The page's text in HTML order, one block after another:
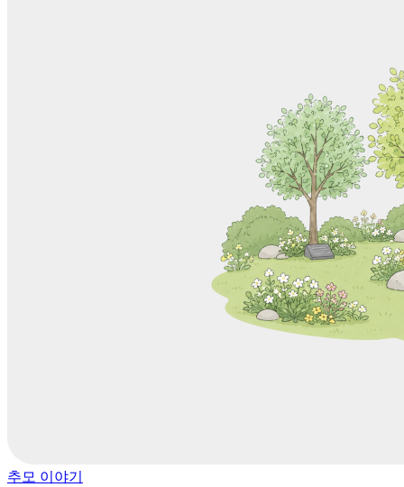
추모 이야기